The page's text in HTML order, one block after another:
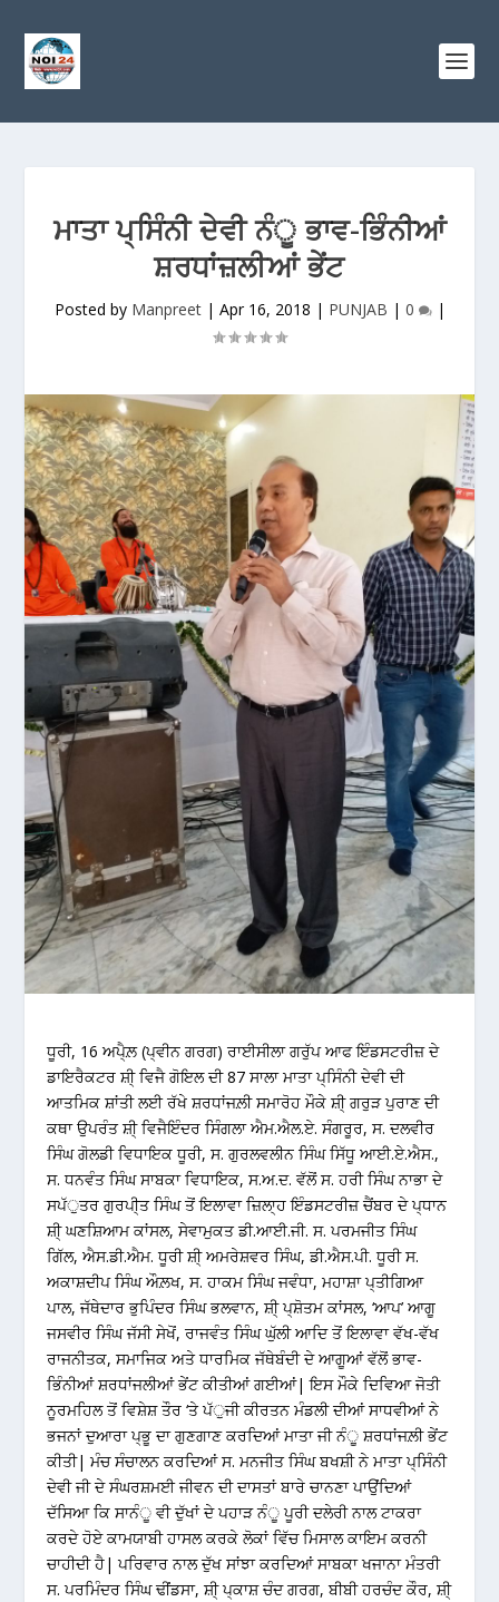
ਮਾਤਾ ਪ੍ਸਿੰਨੀ ਦੇਵੀ ਨੰੂ ਭਾਵ-ਭਿੰਨੀਆਂ
ਸ਼ਰਧਾਂਜ਼ਲੀਆਂ ਭੇਂਟ
Posted by Manpreet| Apr 16, 2018 | PUNJAB | 0 |
ਧੂਰੀ, 16 ਅਪੈ੍ਲ਼ (ਪ੍ਵੀਨ ਗਰਗ) ਰਾਈਸੀਲਾ ਗਰੁੱਪ ਆਫ ਇੰਡਸਟਰੀਜ਼ ਦੇ
ਡਾਇਰੈਕਟਰ ਸ਼ੀ੍ ਵਿਜੈ ਗੋਇਲ ਦੀ 87 ਸਾਲਾ ਮਾਤਾ ਪ੍ਸਿੰਨੀ ਦੇਵੀ ਦੀ
ਆਤਮਿਕ ਸ਼ਾਂਤੀ ਲਈ ਰੱਖੇ ਸ਼ਰਧਾਂਜਲ਼ੀ ਸਮਾਰੋਹ ਮੌਕੇ ਸ਼ੀ੍ ਗਰੁੜ ਪੁਰਾਣ ਦੀ
ਕਥਾ ਉਪਰੰਤ ਸ਼ੀ੍ ਵਿਜੈਇੰਦਰ ਸਿੰਗਲਾ ਐਮ.ਐਲ.ਏ. ਸੰਗਰੂਰ, ਸ. ਦਲਵੀਰ
ਸਿੰਘ ਗੋਲਡੀ ਵਿਧਾਇਕ ਧੂਰੀ, ਸ. ਗੁਰਲਵਲੀਨ ਸਿੰਘ ਸਿੱਧੂ ਆਈ.ਏ.ਐਸ.,
ਸ. ਧਨਵੰਤ ਸਿੰਘ ਸਾਬਕਾ ਵਿਧਾਇਕ, ਸ.ਅ.ਦ. ਵੱਲੋਂ ਸ. ਹਰੀ ਸਿੰਘ ਨਾਭਾ ਦੇ
ਸਪੱੁਤਰ ਗੁਰਪੀ੍ਤ ਸਿੰਘ ਤੋਂ ਇਲਾਵਾ ਜ਼ਿਲਾ੍ਹ ਇੰਡਸਟਰੀਜ਼ ਚੈਂਬਰ ਦੇ ਪ੍ਧਾਨ
ਸ਼ੀ੍ ਘਣਸ਼ਿਆਮ ਕਾਂਸਲ, ਸੇਵਾਮੁਕਤ ਡੀ.ਆਈ.ਜੀ. ਸ. ਪਰਮਜੀਤ ਸਿੰਘ
ਗਿੱਲ, ਐਸ.ਡੀ.ਐਮ. ਧੂਰੀ ਸ਼ੀ੍ ਅਮਰੇਸ਼ਵਰ ਸਿੰਘ, ਡੀ.ਐਸ.ਪੀ. ਧੂਰੀ ਸ.
ਅਕਾਸ਼ਦੀਪ ਸਿੰਘ ਔਲ਼ਖ, ਸ. ਹਾਕਮ ਸਿੰਘ ਜਵੰਧਾ, ਮਹਾਸ਼ਾ ਪ੍ਤੀਗਿਆ
ਪਾਲ, ਜੱਥੇਦਾਰ ਭੁਪਿੰਦਰ ਸਿੰਘ ਭਲਵਾਨ, ਸ਼ੀ੍ ਪ੍ਸ਼ੋਤਮ ਕਾਂਸਲ, ‘ਆਪ’ ਆਗੂ
ਜਸਵੀਰ ਸਿੰਘ ਜੱਸੀ ਸੇਖੋਂ, ਰਾਜਵੰਤ ਸਿੰਘ ਘੁੱਲੀ ਆਦਿ ਤੋਂ ਇਲਾਵਾ ਵੱਖ-ਵੱਖ
ਰਾਜਨੀਤਕ, ਸਮਾਜਿਕ ਅਤੇ ਧਾਰਮਿਕ ਜੱਥੇਬੰਦੀ ਦੇ ਆਗੂਆਂ ਵੱਲੋਂ ਭਾਵ-
ਭਿੰਨੀਆਂ ਸ਼ਰਧਾਂਜਲੀਆਂ ਭੇਂਟ ਕੀਤੀਆਂ ਗਈਆਂ| ਇਸ ਮੌਕੇ ਦਿਵਿਆ ਜੋਤੀ
ਨੂਰਮਹਿਲ ਤੋਂ ਵਿਸ਼ੇਸ਼ ਤੌਰ ‘ਤੇ ਪੱੁਜੀ ਕੀਰਤਨ ਮੰਡਲੀ ਦੀਆਂ ਸਾਧਵੀਆਂ ਨੇ
ਭਜਨਾਂ ਦੁਆਰਾ ਪ੍ਭੂ ਦਾ ਗੁਣਗਾਣ ਕਰਦਿਆਂ ਮਾਤਾ ਜੀ ਨੰੂ ਸ਼ਰਧਾਂਜਲ਼ੀ ਭੇਂਟ
ਕੀਤੀ| ਮੰਚ ਸੰਚਾਲਨ ਕਰਦਿਆਂ ਸ. ਮਨਜੀਤ ਸਿੰਘ ਬਖਸ਼ੀ ਨੇ ਮਾਤਾ ਪ੍ਸਿੰਨੀ
ਦੇਵੀ ਜੀ ਦੇ ਸੰਘਰਸ਼ਮਈ ਜੀਵਨ ਦੀ ਦਾਸਤਾਂ ਬਾਰੇ ਚਾਨਣਾ ਪਾਉਂਦਿਆਂ
ਦੱਸਿਆ ਕਿ ਸਾਨੰੂ ਵੀ ਦੁੱਖਾਂ ਦੇ ਪਹਾੜ ਨੰੂ ਪੂਰੀ ਦਲੇਰੀ ਨਾਲ ਟਾਕਰਾ
ਕਰਦੇ ਹੋਏ ਕਾਮਯਾਬੀ ਹਾਸਲ ਕਰਕੇ ਲੋਕਾਂ ਵਿੱਚ ਮਿਸਾਲ ਕਾਇਮ ਕਰਨੀ
ਚਾਹੀਦੀ ਹੈ| ਪਰਿਵਾਰ ਨਾਲ ਦੁੱਖ ਸਾਂਝਾ ਕਰਦਿਆਂ ਸਾਬਕਾ ਖਜਾਨਾ ਮੰਤਰੀ
ਸ. ਪਰਮਿੰਦਰ ਸਿੰਘ ਢੀਂਡਸਾ, ਸ਼ੀ੍ ਪ੍ਕਾਸ਼ ਚੰਦ ਗਰਗ, ਬੀਬੀ ਹਰਚੰਦ ਕੌਰ, ਸ਼ੀ੍